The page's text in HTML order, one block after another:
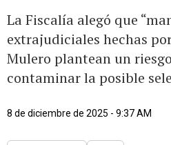
La Fiscalía alegó que
extrajudiciales hechas
Mulero plantean un
contaminar la posible
8 de diciembre de 2025 - 9:37 AM